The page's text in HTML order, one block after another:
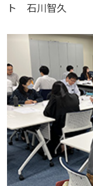
ト 石川智久